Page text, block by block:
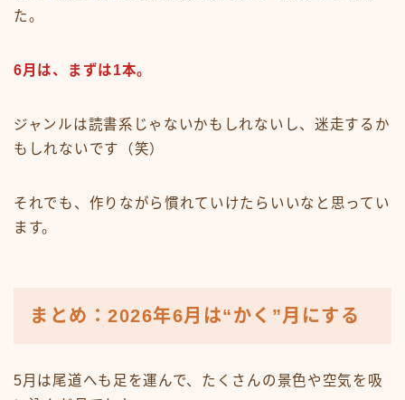
た。
6月は、まずは1本。
ジャンルは読書系じゃないかもしれないし、迷走するか
もしれないです（笑）
それでも、作りながら慣れていけたらいいなと思ってい
ます。
まとめ：2026年6月は“かく”月にする
5月は尾道へも足を運んで、たくさんの景色や空気を吸